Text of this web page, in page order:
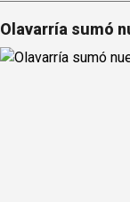
Olavarría sumó